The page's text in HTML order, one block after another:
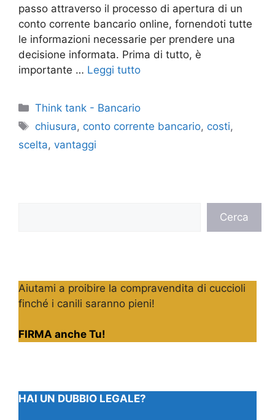
passo attraverso il processo di apertura di un
conto corrente bancario online, fornendoti tutte
le informazioni necessarie per prendere una
decisione informata. Prima di tutto, è
importante … Leggi tutto
Categorie
Think tank - Bancario
Tag
chiusura, conto corrente bancario, costi,
scelta, vantaggi
Cerca
Aiutami a proibire la compravendita di cuccioli
finché i canili saranno pieni!
FIRMA anche Tu!
HAI UN DUBBIO LEGALE?